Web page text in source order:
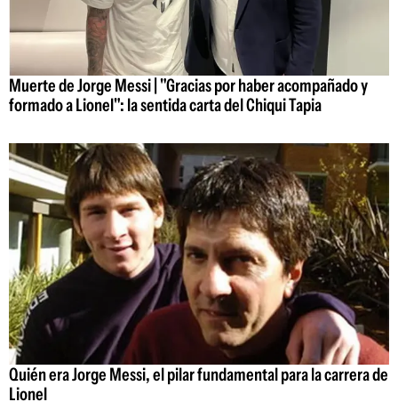
Muerte de Jorge Messi | "Gracias por haber acompañado y
formado a Lionel": la sentida carta del Chiqui Tapia
Quién era Jorge Messi, el pilar fundamental para la carrera de
Lionel